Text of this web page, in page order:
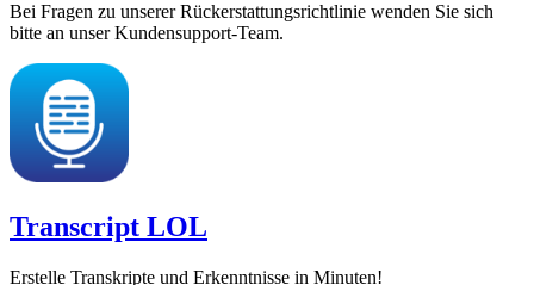
Bei Fragen zu unserer Rückerstattungsrichtlinie wenden Sie sich
bitte an unser Kundensupport-Team.
Transcript LOL
Erstelle Transkripte und Erkenntnisse in Minuten!